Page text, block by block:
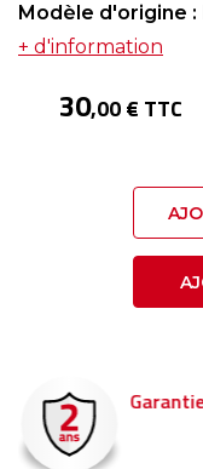
Modèle d'origine :
+ d'information
30,00 € TTC